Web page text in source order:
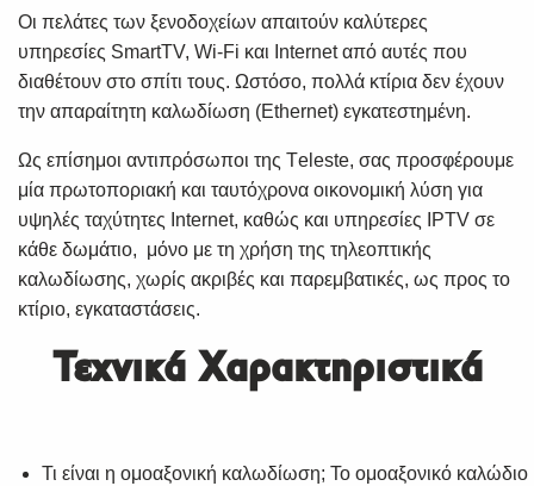
Οι πελάτες των ξενοδοχείων απαιτούν καλύτερες
υπηρεσίες SmartTV, Wi-Fi και Internet από αυτές που
διαθέτουν στο σπίτι τους. Ωστόσο, πολλά κτίρια δεν έχουν
την απαραίτητη καλωδίωση (Ethernet) εγκατεστημένη.
Ως επίσημοι αντιπρόσωποι της Τeleste, σας προσφέρουμε
μία πρωτοποριακή και ταυτόχρονα οικονομική λύση για
υψηλές ταχύτητες Internet, καθώς και υπηρεσίες IPTV σε
κάθε δωμάτιο, μόνο με τη χρήση της τηλεοπτικής
καλωδίωσης, χωρίς ακριβές και παρεμβατικές, ως προς το
κτίριο, εγκαταστάσεις.
Τεχνικά Χαρακτηριστικά
Τι είναι η ομοαξονική καλωδίωση; Το ομοαξονικό καλώδιο